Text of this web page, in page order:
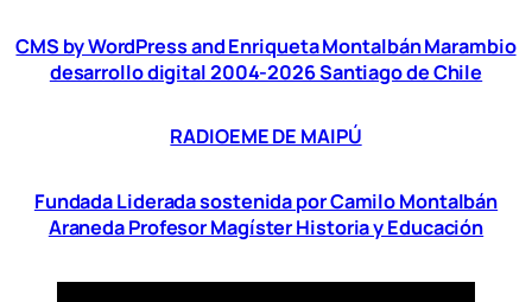
CMS by WordPress and Enriqueta Montalbán Marambio
desarrollo digital 2004-2026 Santiago de Chile
RADIOEME DE MAIPÚ
Fundada Liderada sostenida por Camilo Montalbán
Araneda Profesor Magíster Historia y Educación